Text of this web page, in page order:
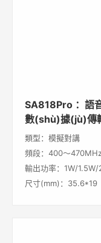
SA818Pro ：語
數(shù)據(jù)傳
類型：模擬對講
頻段：400～
輸出功率：1W/1.5W/
尺寸(mm)：35.6*19